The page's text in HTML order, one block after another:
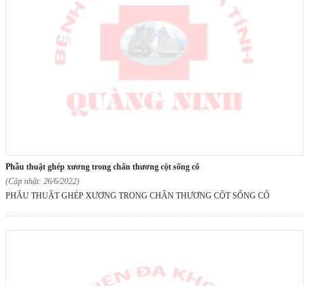
phẫu thuật ghép xương trong chấn thương cột sống cổ
(Cập nhật: 26/6/2022)
PHẪU THUẬT GHÉP XƯƠNG TRONG CHẤN THƯƠNG CỘT SỐNG CỔ